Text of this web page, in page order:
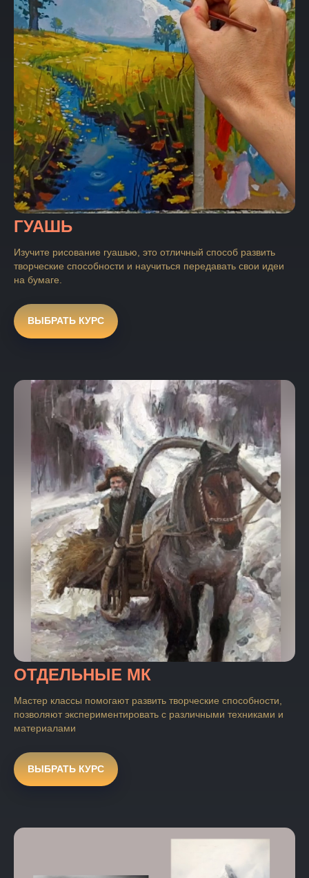
ГУАШЬ
Изучите рисование гуашью, это отличный способ развить
творческие способности и научиться передавать свои идеи
на бумаге.
ВЫБРАТЬ КУРС
ОТДЕЛЬНЫЕ МК
Мастер классы помогают развить творческие способности,
позволяют экспериментировать с различными техниками и
материалами
ВЫБРАТЬ КУРС